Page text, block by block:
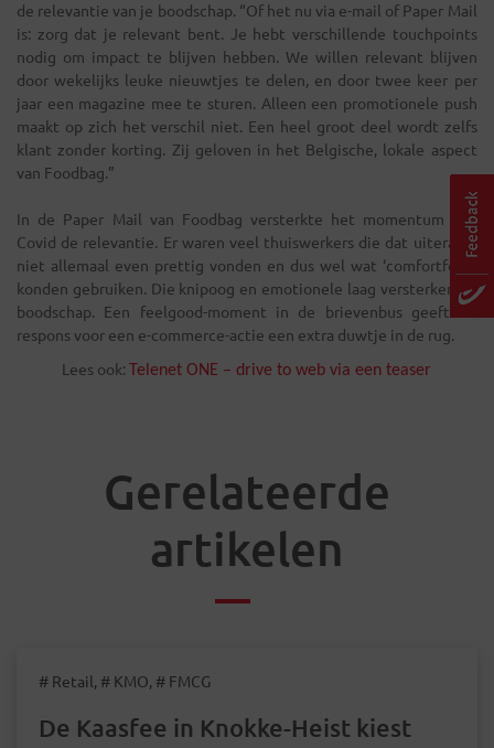
de relevantie van je boodschap. “Of het nu via e-mail of Paper Mail
is: zorg dat je relevant bent. Je hebt verschillende touchpoints
nodig om impact te blijven hebben. We willen relevant blijven
door wekelijks leuke nieuwtjes te delen, en door twee keer per
jaar een magazine mee te sturen. Alleen een promotionele push
maakt op zich het verschil niet. Een heel groot deel wordt zelfs
klant zonder korting. Zij geloven in het Belgische, lokale aspect
van Foodbag.”
In de Paper Mail van Foodbag versterkte het momentum van
Covid de relevantie. Er waren veel thuiswerkers die dat uiteraard
niet allemaal even prettig vonden en dus wel wat ‘comfortfood’
konden gebruiken. Die knipoog en emotionele laag versterken de
boodschap. Een feelgood-moment in de brievenbus geeft de
respons voor een e-commerce-actie een extra duwtje in de rug.
Lees ook: Telenet ONE – drive to web via een teaser
Gerelateerde
artikelen
# Retail, # KMO, # FMCG
De Kaasfee in Knokke-Heist kiest